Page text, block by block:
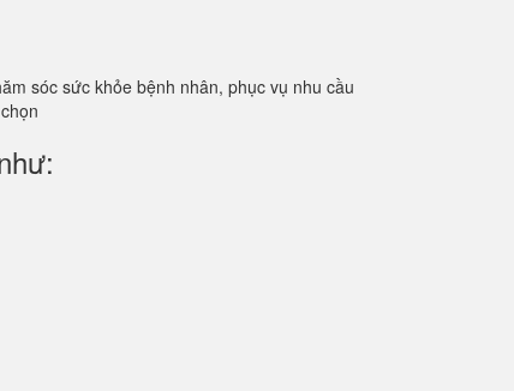
sóc sức khỏe bệnh nhân, phục vụ nhu cầu